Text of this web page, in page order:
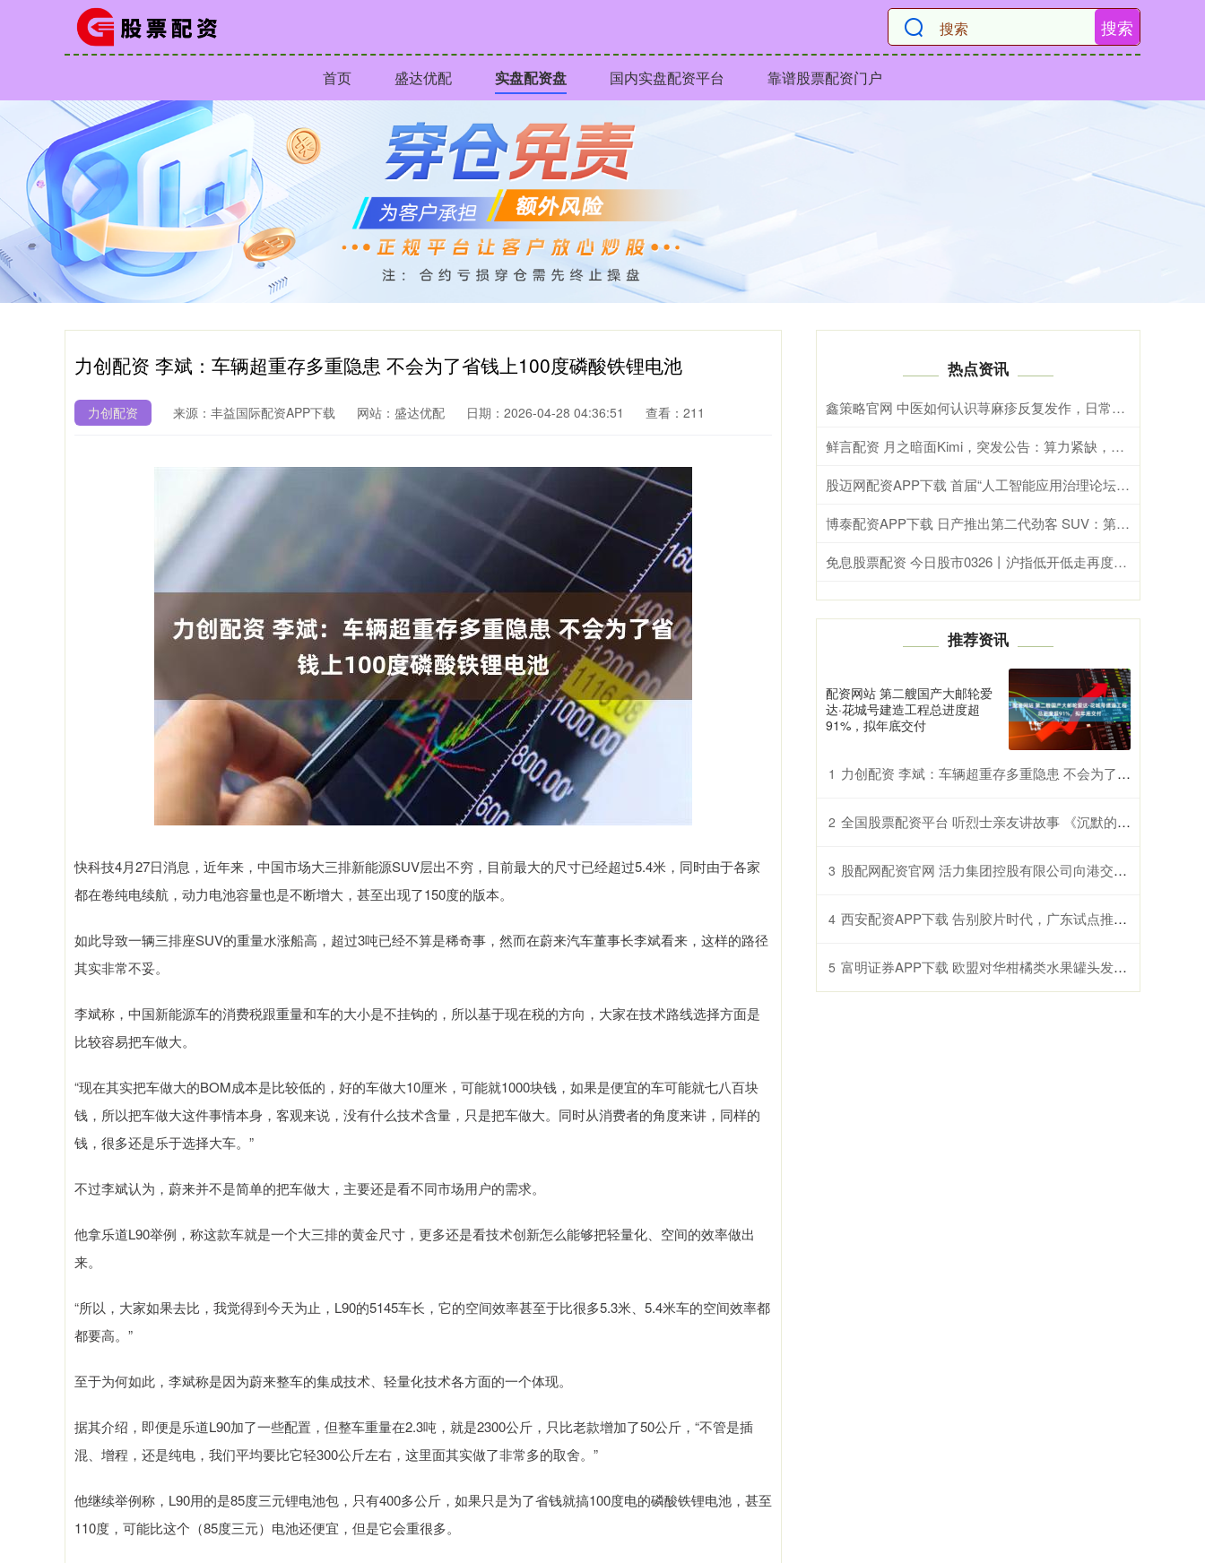
搜索
首页 盛达优配 实盘配资盘 国内实盘配资平台 靠谱股票配资门户
力创配资 李斌：车辆超重存多重隐患 不会为了省钱上100度磷酸铁锂电池
力创配资 来源：丰益国际配资APP下载 网站：盛达优配 日期：2026-04-28 04:36:51 查看：211
快科技4月27日消息，近年来，中国市场大三排新能源SUV层出不穷，目前最大的尺寸已经超过5.4米，同时由于各家
都在卷纯电续航，动力电池容量也是不断增大，甚至出现了150度的版本。
如此导致一辆三排座SUV的重量水涨船高，超过3吨已经不算是稀奇事，然而在蔚来汽车董事长李斌看来，这样的路径
其实非常不妥。
李斌称，中国新能源车的消费税跟重量和车的大小是不挂钩的，所以基于现在税的方向，大家在技术路线选择方面是
比较容易把车做大。
“现在其实把车做大的BOM成本是比较低的，好的车做大10厘米，可能就1000块钱，如果是便宜的车可能就七八百块
钱，所以把车做大这件事情本身，客观来说，没有什么技术含量，只是把车做大。同时从消费者的角度来讲，同样的
钱，很多还是乐于选择大车。”
不过李斌认为，蔚来并不是简单的把车做大，主要还是看不同市场用户的需求。
他拿乐道L90举例，称这款车就是一个大三排的黄金尺寸，更多还是看技术创新怎么能够把轻量化、空间的效率做出
来。
“所以，大家如果去比，我觉得到今天为止，L90的5145车长，它的空间效率甚至于比很多5.3米、5.4米车的空间效率都
都要高。”
至于为何如此，李斌称是因为蔚来整车的集成技术、轻量化技术各方面的一个体现。
据其介绍，即便是乐道L90加了一些配置，但整车重量在2.3吨，就是2300公斤，只比老款增加了50公斤，“不管是插
混、增程，还是纯电，我们平均要比它轻300公斤左右，这里面其实做了非常多的取舍。”
他继续举例称，L90用的是85度三元锂电池包，只有400多公斤，如果只是为了省钱就搞100度电的磷酸铁锂电池，甚至
110度，可能比这个（85度三元）电池还便宜，但是它会重很多。
热点资讯
鑫策略官网 中医如何认识荨麻疹反复发作，日常调理要注意什么？
鲜言配资 月之暗面Kimi，突发公告：算力紧缺，暂停C端新用户订阅
股迈网配资APP下载 首届“人工智能应用治理论坛”在贵州师范大学举办
博泰配资APP下载 日产推出第二代劲客 SUV：第三代 e-POWER 混动，299.97 万日元起
免息股票配资 今日股市0326丨沪指低开低走再度失守3900点 反弹结束了吗？
推荐资讯
配资网站 第二艘国产大邮轮爱
达·花城号建造工程总进度超
91%，拟年底交付
1 力创配资 李斌：车辆超重存多重隐患 不会为了省钱上100度磷酸铁锂电池
2 全国股票配资平台 听烈士亲友讲故事 《沉默的荣耀》原型亲友走进厦门大学宣讲
3 股配网配资官网 活力集团控股有限公司向港交所提交上市申请书
4 西安配资APP下载 告别胶片时代，广东试点推进跨省诊疗影像云索引共享“路路通”
5 富明证券APP下载 欧盟对华柑橘类水果罐头发起第三次反倾销日落复审调查